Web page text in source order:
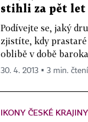
stihli za pět let
Podívejte se, jaký
zjistíte, kdy
oblibě v době
30. 4. 2013 ▪ 3 min. čtení
IKONY ČESKÉ KRAJINY